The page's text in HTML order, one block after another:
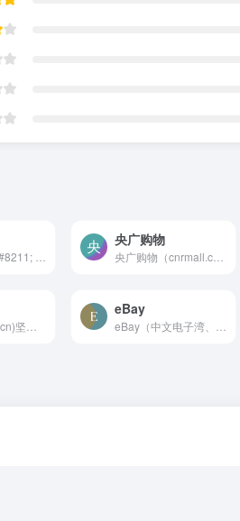
央广购物
eBay